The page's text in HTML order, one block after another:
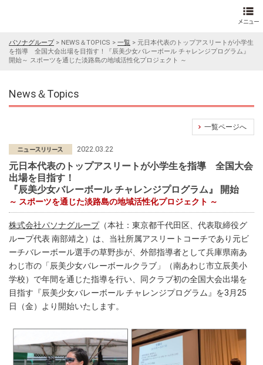
パソナグループ> NEWS＆TOPICS > 一覧 > 元日本代表のトップアスリートが小学生
を指導 全国大会出場を目指す！『辰美少女バレーボール チャレンジプログラム』
開始～ スポーツを通じた淡路島の地域活性化プロジェクト ～
News＆Topics
一覧ページへ
2022.03.22
元日本代表のトップアスリートが小学生を指導 全国大会
出場を目指す！
『辰美少女バレーボール チャレンジプログラム』 開始
～ スポーツを通じた淡路島の地域活性化プロジェクト ～
株式会社パソナグループ（本社：東京都千代田区、代表取締役グ
ループ代表 南部靖之）は、当社所属アスリートコーチであり元ビ
ーチバレーボール選手の草野歩が、外部指導者として兵庫県南あ
わじ市の「辰美少女バレーボールクラブ」（南あわじ市立辰美小
学校）で年間を通じた指導を行い、同クラブ初の全国大会出場を
目指す『辰美少女バレーボール チャレンジプログラム』を3月25
日（金）より開始いたします。